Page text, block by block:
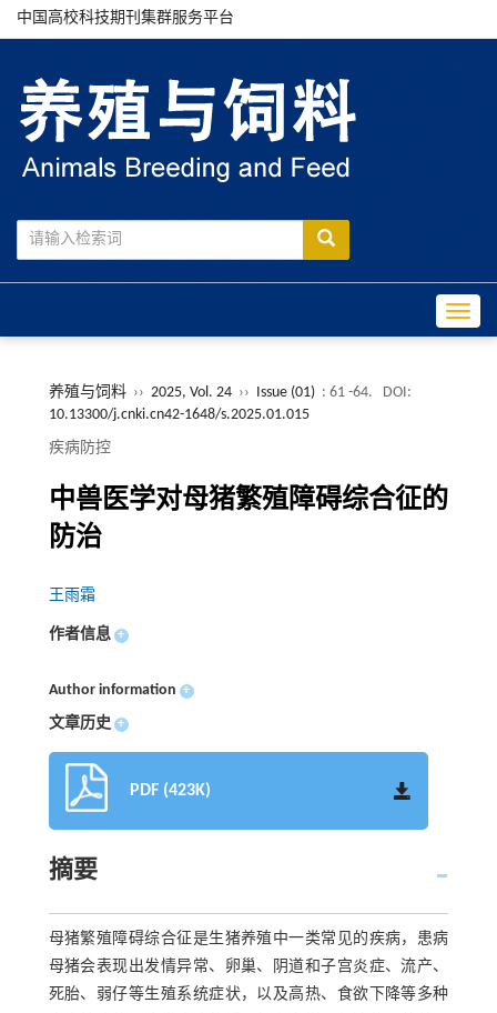
中国高校科技期刊集群服务平台
养殖与饲料 ›› 2025, Vol. 24 ›› Issue (01) : 61 -64.
DOI:
10.13300/j.cnki.cn42-1648/s.2025.01.015
疾病防控
中兽医学对母猪繁殖障碍综合征的
防治
王雨霜
作者信息 +
Author information +
文章历史 +
PDF (423K)
摘要
母猪繁殖障碍综合征是生猪养殖中一类常见的疾病，患病
母猪会表现出发情异常、卵巢、阴道和子宫炎症、流产、
死胎、弱仔等生殖系统症状，以及高热、食欲下降等多种